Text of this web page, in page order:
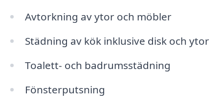
Avtorkning av ytor och möbler
Städning av kök inklusive disk och ytor
Toalett- och badrumsstädning
Fönsterputsning